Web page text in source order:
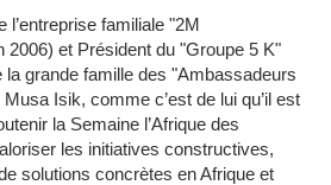
l’entreprise familiale "2M
2006) et Président du "Groupe 5 K"
grande famille des "Ambassadeurs
Isik, comme c’est de lui qu’il est
la Semaine l’Afrique des
les initiatives constructives,
solutions concrètes en Afrique et